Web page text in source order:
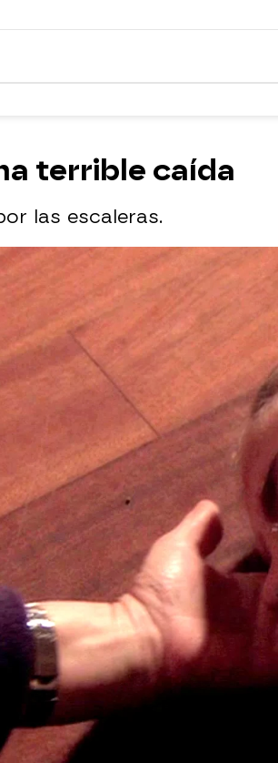
terrible caída
las escaleras.
23:36
la relación con su hija
el divorcio, Onur ha tratado
otras mujeres, pero de lo
de su hija Nilfer. La pequeña
Ha pasado la noche
sufría una terrible caída.